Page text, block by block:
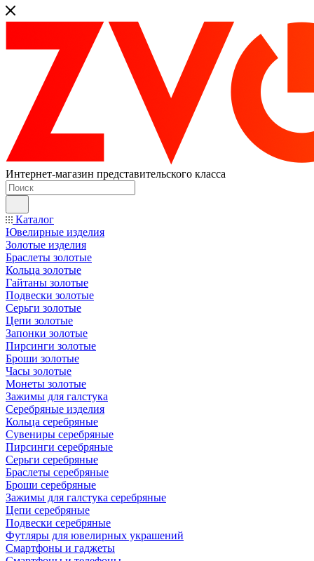
Интернет-магазин представительского класса
Каталог
Ювелирные изделия
Золотые изделия
Браслеты золотые
Кольца золотые
Гайтаны золотые
Подвески золотые
Серьги золотые
Цепи золотые
Запонки золотые
Пирсинги золотые
Броши золотые
Часы золотые
Монеты золотые
Зажимы для галстука
Серебряные изделия
Кольца серебряные
Сувениры серебряные
Пирсинги серебряные
Серьги серебряные
Браслеты серебряные
Броши серебряные
Зажимы для галстука серебряные
Цепи серебряные
Подвески серебряные
Футляры для ювелирных украшений
Смартфоны и гаджеты